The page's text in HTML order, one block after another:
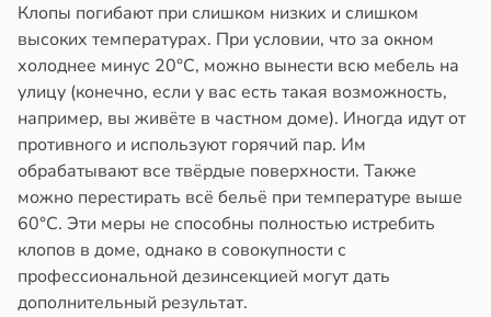
Клопы погибают при слишком низких и слишком
высоких температурах. При условии, что за окном
холоднее минус 20°C, можно вынести всю мебель на
улицу (конечно, если у вас есть такая возможность,
например, вы живёте в частном доме). Иногда идут от
противного и используют горячий пар. Им
обрабатывают все твёрдые поверхности. Также
можно перестирать всё бельё при температуре выше
60°C. Эти меры не способны полностью истребить
клопов в доме, однако в совокупности с
профессиональной дезинсекцией могут дать
дополнительный результат.